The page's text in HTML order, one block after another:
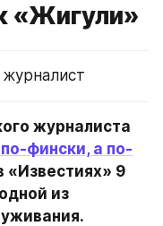
«Жигули»
журналиста
фински, а по-
«Известиях» 9
из